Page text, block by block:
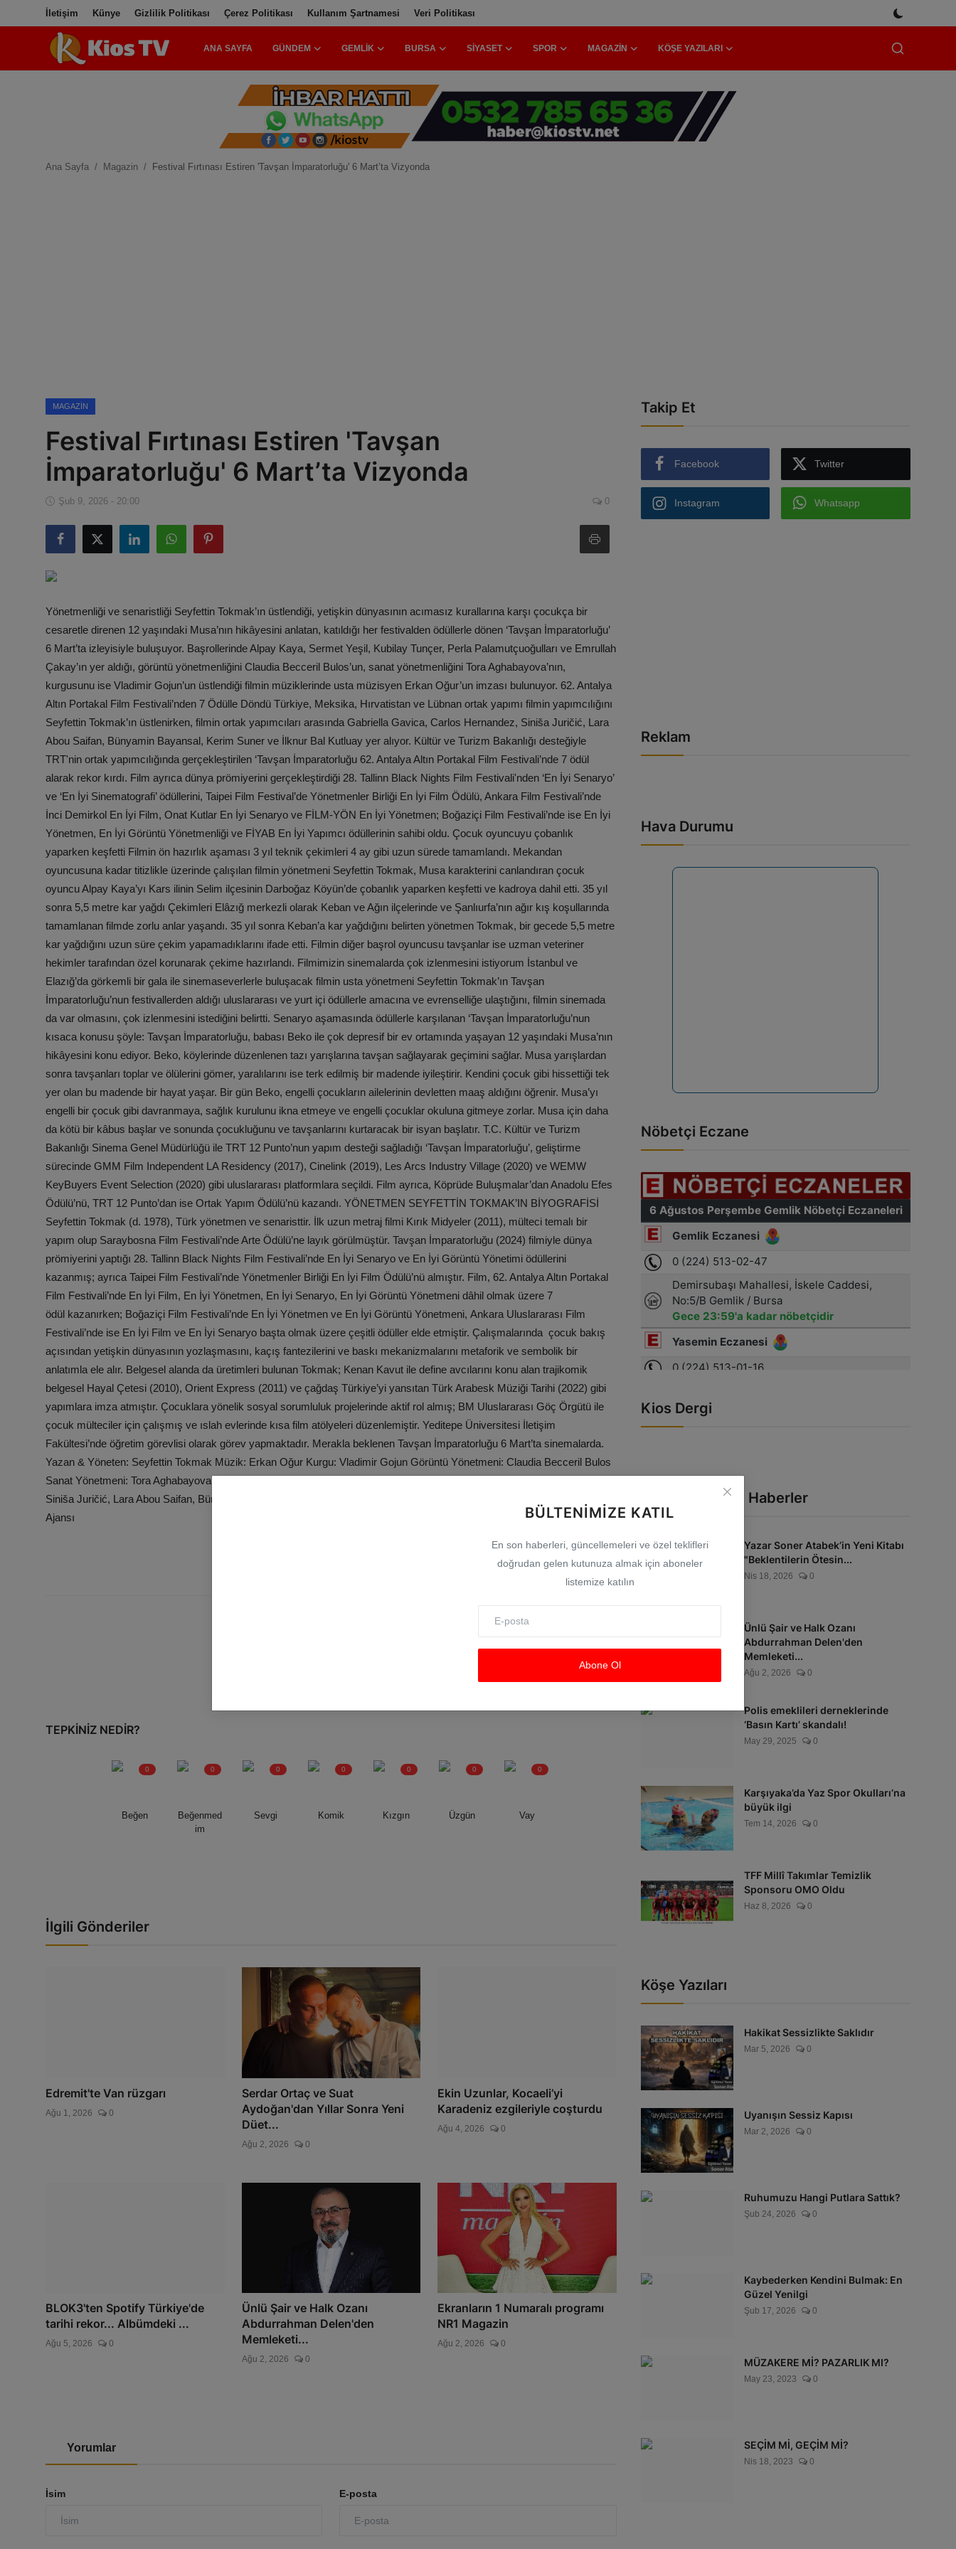
İletişim Künye Gizlilik Politikası Çerez Politikası Kullanım Şartnamesi Veri Politikası
ANA SAYFA GÜNDEM GEMLIK BURSA SIYASET SPOR MAGAZIN KÖŞE YAZILARI
Gemlik
Köşe Yazıları
Gizlilik Politikası
Çerez Politikası
Kullanım Şartnamesi
Veri Politikası
BÜLTENIMIZE KATIL
En son haberleri, güncellemeleri ve özel teklifleri
doğrudan gelen kutunuza almak için aboneler
listemize katılın
Abone Ol
Ana Sayfa Magazin Festival Fırtınası Estiren 'Tavşan İmparatorluğu' 6 Mart’ta Vizyonda
MAGAZIN
Festival Fırtınası Estiren 'Tavşan
İmparatorluğu' 6 Mart’ta Vizyonda
Şub 9, 2026 - 20:00 0
Yönetmenliği ve senaristliği Seyfettin Tokmak’ın üstlendiği, yetişkin dünyasının acımasız kurallarına karşı çocukça bir
cesaretle direnen 12 yaşındaki Musa’nın hikâyesini anlatan, katıldığı her festivalden ödüllerle dönen ‘Tavşan İmparatorluğu’
6 Mart’ta izleyisiyle buluşuyor. Başrollerinde Alpay Kaya, Sermet Yeşil, Kubilay Tunçer, Perla Palamutçuoğulları ve Emrullah
Çakay’ın yer aldığı, görüntü yönetmenliğini Claudia Becceril Bulos’un, sanat yönetmenliğini Tora Aghabayova’nın,
kurgusunu ise Vladimir Gojun’un üstlendiği filmin müziklerinde usta müzisyen Erkan Oğur’un imzası bulunuyor. 62. Antalya
Altın Portakal Film Festivali’nden 7 Ödülle Döndü Türkiye, Meksika, Hırvatistan ve Lübnan ortak yapımı filmin yapımcılığını
Seyfettin Tokmak’ın üstlenirken, filmin ortak yapımcıları arasında Gabriella Gavica, Carlos Hernandez, Siniša Juričić, Lara
Abou Saifan, Bünyamin Bayansal, Kerim Suner ve İlknur Bal Kutluay yer alıyor. Kültür ve Turizm Bakanlığı desteğiyle
TRT'nin ortak yapımcılığında gerçekleştirilen ‘Tavşan İmparatorluğu 62. Antalya Altın Portakal Film Festivali’nde 7 ödül
alarak rekor kırdı. Film ayrıca dünya prömiyerini gerçekleştirdiği 28. Tallinn Black Nights Film Festivali'nden ‘En İyi Senaryo’
ve ‘En İyi Sinematografi’ ödüllerini, Taipei Film Festival’de Yönetmenler Birliği En İyi Film Ödülü, Ankara Film Festivali’nde
İnci Demirkol En İyi Film, Onat Kutlar En İyi Senaryo ve FİLM-YÖN En İyi Yönetmen; Boğaziçi Film Festivali’nde ise En İyi
Yönetmen, En İyi Görüntü Yönetmenliği ve FİYAB En İyi Yapımcı ödüllerinin sahibi oldu. Çocuk oyuncuyu çobanlık
yaparken keşfetti Filmin ön hazırlık aşaması 3 yıl teknik çekimleri 4 ay gibi uzun sürede tamamlandı. Mekandan
oyuncusuna kadar titizlikle üzerinde çalışılan filmin yönetmeni Seyfettin Tokmak, Musa karakterini canlandıran çocuk
oyuncu Alpay Kaya’yı Kars ilinin Selim ilçesinin Darboğaz Köyün’de çobanlık yaparken keşfetti ve kadroya dahil etti. 35 yıl
sonra 5,5 metre kar yağdı Çekimleri Elâzığ merkezli olarak Keban ve Ağın ilçelerinde ve Şanlıurfa’nın ağır kış koşullarında
tamamlanan filmde zorlu anlar yaşandı. 35 yıl sonra Keban’a kar yağdığını belirten yönetmen Tokmak, bir gecede 5,5 metre
kar yağdığını uzun süre çekim yapamadıklarını ifade etti. Filmin diğer başrol oyuncusu tavşanlar ise uzman veteriner
hekimler tarafından özel korunarak çekime hazırlandı. Filmimizin sinemalarda çok izlenmesini istiyorum İstanbul ve
Elazığ’da görkemli bir gala ile sinemaseverlerle buluşacak filmin usta yönetmeni Seyfettin Tokmak’ın Tavşan
İmparatorluğu’nun festivallerden aldığı uluslararası ve yurt içi ödüllerle amacına ve evrenselliğe ulaştığını, filmin sinemada
da var olmasını, çok izlenmesini istediğini belirtti. Senaryo aşamasında ödüllerle karşılanan ‘Tavşan İmparatorluğu’nun
kısaca konusu şöyle: Tavşan İmparatorluğu, babası Beko ile çok depresif bir ev ortamında yaşayan 12 yaşındaki Musa’nın
hikâyesini konu ediyor. Beko, köylerinde düzenlenen tazı yarışlarına tavşan sağlayarak geçimini sağlar. Musa yarışlardan
sonra tavşanları toplar ve ölülerini gömer, yaralılarını ise terk edilmiş bir madende iyileştirir. Kendini çocuk gibi hissettiği tek
yer olan bu madende bir hayat yaşar. Bir gün Beko, engelli çocukların ailelerinin devletten maaş aldığını öğrenir. Musa’yı
engelli bir çocuk gibi davranmaya, sağlık kurulunu ikna etmeye ve engelli çocuklar okuluna gitmeye zorlar. Musa için daha
da kötü bir kâbus başlar ve sonunda çocukluğunu ve tavşanlarını kurtaracak bir isyan başlatır. T.C. Kültür ve Turizm
Bakanlığı Sinema Genel Müdürlüğü ile TRT 12 Punto’nun yapım desteği sağladığı ‘Tavşan İmparatorluğu’, geliştirme
sürecinde GMM Film Independent LA Residency (2017), Cinelink (2019), Les Arcs Industry Village (2020) ve WEMW
KeyBuyers Event Selection (2020) gibi uluslararası platformlara seçildi. Film ayrıca, Köprüde Buluşmalar’dan Anadolu Efes
Ödülü’nü, TRT 12 Punto’dan ise Ortak Yapım Ödülü’nü kazandı. YÖNETMEN SEYFETTİN TOKMAK’IN BİYOGRAFİSİ
Seyfettin Tokmak (d. 1978), Türk yönetmen ve senaristtir. İlk uzun metraj filmi Kırık Midyeler (2011), mülteci temalı bir
yapım olup Saraybosna Film Festivali’nde Arte Ödülü’ne layık görülmüştür. Tavşan İmparatorluğu (2024) filmiyle dünya
prömiyerini yaptığı 28. Tallinn Black Nights Film Festivali’nde En İyi Senaryo ve En İyi Görüntü Yönetimi ödüllerini
kazanmış; ayrıca Taipei Film Festivali’nde Yönetmenler Birliği En İyi Film Ödülü’nü almıştır. Film, 62. Antalya Altın Portakal
Film Festivali’nde En İyi Film, En İyi Yönetmen, En İyi Senaryo, En İyi Görüntü Yönetmeni dâhil olmak üzere 7
ödül kazanırken; Boğaziçi Film Festivali’nde En İyi Yönetmen ve En İyi Görüntü Yönetmeni, Ankara Uluslararası Film
Festivali’nde ise En İyi Film ve En İyi Senaryo başta olmak üzere çeşitli ödüller elde etmiştir. Çalışmalarında çocuk bakış
açısından yetişkin dünyasının yozlaşmasını, kaçış fantezilerini ve baskı mekanizmalarını metaforik ve sembolik bir
anlatımla ele alır. Belgesel alanda da üretimleri bulunan Tokmak; Kenan Kavut ile define avcılarını konu alan trajikomik
belgesel Hayal Çetesi (2010), Orient Express (2011) ve çağdaş Türkiye’yi yansıtan Türk Arabesk Müziği Tarihi (2022) gibi
yapımlara imza atmıştır. Çocuklara yönelik sosyal sorumluluk projelerinde aktif rol almış; BM Uluslararası Göç Örgütü ile
çocuk mülteciler için çalışmış ve ıslah evlerinde kısa film atölyeleri düzenlemiştir. Yeditepe Üniversitesi İletişim
Fakültesi’nde öğretim görevlisi olarak görev yapmaktadır. Merakla beklenen Tavşan İmparatorluğu 6 Mart’ta sinemalarda.
Yazan & Yöneten: Seyfettin Tokmak Müzik: Erkan Oğur Kurgu: Vladimir Gojun Görüntü Yönetmeni: Claudia Becceril Bulos
Sanat Yönetmeni: Tora Aghabayova Yardımcı Yapımcı: Can Aygör Ortak Yapımcılar: Gabriella Gavica, Carlos Hernandez,
Siniša Juričić, Lara Abou Saifan, Bünyamin Bayansal, Kerim Suner, İlknur Bal Kutluay Kaynak: (BYZHA) Beyaz Haber
Ajansı
TEPKINIZ NEDIR?
Beğen
0
Beğenmed
im
0
Sevgi
0
Komik
0
Kızgın
0
Üzgün
0
Vay
0
İlgili Gönderiler
Edremit'te Van rüzgarı
Ağu 1, 2026 0
Serdar Ortaç ve Suat
Aydoğan'dan Yıllar Sonra Yeni
Düet...
Ağu 2, 2026 0
Ekin Uzunlar, Kocaeli’yi
Karadeniz ezgileriyle coşturdu
Ağu 4, 2026 0
BLOK3'ten Spotify Türkiye'de
tarihi rekor... Albümdeki ...
Ağu 5, 2026 0
Ünlü Şair ve Halk Ozanı
Abdurrahman Delen'den
Memleketi...
Ağu 2, 2026 0
Ekranların 1 Numaralı programı
NR1 Magazin
Ağu 2, 2026 0
Yorumlar
İsim E-posta
Takip Et
Facebook Twitter
Instagram Whatsapp
Reklam
Hava Durumu
Nöbetçi Eczane
Kios Dergi
En Çok Okunan Haberler
Yazar Soner Atabek’in Yeni Kitabı
"Beklentilerin Ötesin...
Nis 18, 2026 0
Ünlü Şair ve Halk Ozanı
Abdurrahman Delen'den
Memleketi...
Ağu 2, 2026 0
Polis emeklileri derneklerinde
‘Basın Kartı’ skandalı!
May 29, 2025 0
Karşıyaka’da Yaz Spor Okulları’na
büyük ilgi
Tem 14, 2026 0
TFF Millî Takımlar Temizlik
Sponsoru OMO Oldu
Haz 8, 2026 0
Köşe Yazıları
Hakikat Sessizlikte Saklıdır
Mar 5, 2026 0
Uyanışın Sessiz Kapısı
Mar 2, 2026 0
Ruhumuzu Hangi Putlara Sattık?
Şub 24, 2026 0
Kaybederken Kendini Bulmak: En
Güzel Yenilgi
Şub 17, 2026 0
MÜZAKERE Mİ? PAZARLIK MI?
May 23, 2023 0
SEÇİM Mİ, GEÇİM Mİ?
Nis 18, 2023 0